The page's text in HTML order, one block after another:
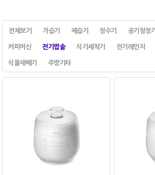
전체보기 가습기 제습기 정수기 공기청정기
커피머신 전기밥솥 식기세척기 전기레인지
식물재배기 주방기타